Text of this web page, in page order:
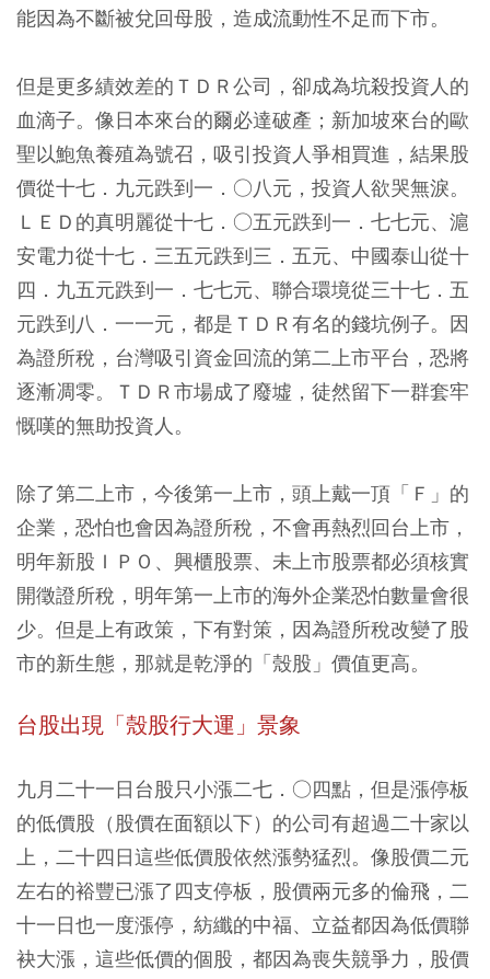
能因為不斷被兌回母股，造成流動性不足而下市。
但是更多績效差的ＴＤＲ公司，卻成為坑殺投資人的
血滴子。像日本來台的爾必達破產；新加坡來台的歐
聖以鮑魚養殖為號召，吸引投資人爭相買進，結果股
價從十七．九元跌到一．○八元，投資人欲哭無淚。
ＬＥＤ的真明麗從十七．○五元跌到一．七七元、滬
安電力從十七．三五元跌到三．五元、中國泰山從十
四．九五元跌到一．七七元、聯合環境從三十七．五
元跌到八．一一元，都是ＴＤＲ有名的錢坑例子。因
為證所稅，台灣吸引資金回流的第二上市平台，恐將
逐漸凋零。ＴＤＲ市場成了廢墟，徒然留下一群套牢
慨嘆的無助投資人。
除了第二上市，今後第一上市，頭上戴一頂「Ｆ」的
企業，恐怕也會因為證所稅，不會再熱烈回台上市，
明年新股ＩＰＯ、興櫃股票、未上市股票都必須核實
開徵證所稅，明年第一上市的海外企業恐怕數量會很
少。但是上有政策，下有對策，因為證所稅改變了股
市的新生態，那就是乾淨的「殼股」價值更高。
台股出現「殼股行大運」景象
九月二十一日台股只小漲二七．○四點，但是漲停板
的低價股（股價在面額以下）的公司有超過二十家以
上，二十四日這些低價股依然漲勢猛烈。像股價二元
左右的裕豐已漲了四支停板，股價兩元多的倫飛，二
十一日也一度漲停，紡纖的中福、立益都因為低價聯
袂大漲，這些低價的個股，都因為喪失競爭力，股價